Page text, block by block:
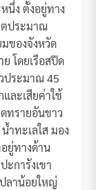
หนึ่ง ตั้งอยู่ทาง
ตประมาณ
ของจังหวัด
โดยเรือสปีด
ประมาณ 45
ละเสียค่าใช้
ทรายอันขาว
ำทะเลใส มอง
ยู่ทางด้าน
การังเขา
ลาน้อยใหญ่